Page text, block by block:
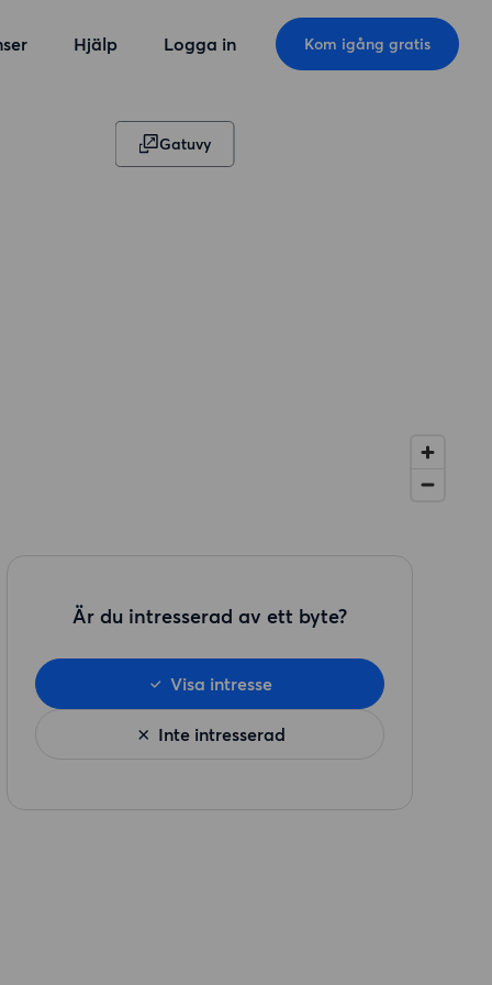
Hjälp Logga in Kom igång gratis
Gatuvy
Är du intresserad av ett byte?
Inte intresserad
Visa intresse